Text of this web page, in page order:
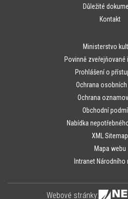
Důležité
Kontakt
Ministerstvo
Povinně
Prohlášení o
Ochrana osobních
Ochrana
Obchodní
Nabídka
XML Sitemap
Mapa webu
Intranet Národního
Webové stránky: